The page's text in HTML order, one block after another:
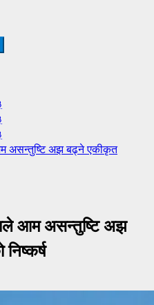
असन्तुष्टि अझ बढ्ने एकीकृत
आम असन्तुष्टि अझ